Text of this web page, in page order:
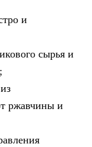
и
сырья и
ржавчины и